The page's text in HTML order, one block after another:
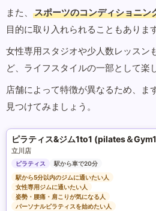
また、
スポーツのコンディショニン
目的に取り入れられることもあります
女性専用スタジオや少人数レッスン
ど、ライフスタイルの一部として楽
店舗によって特徴が異なるため、ま
見つけてみましょう。
ピラティス&ジム1to1 (pilates＆
立川店
ピラティス
駅から車で20分
駅から5分以内のジムに通いたい人
女性専用ジムに通いたい人
姿勢・腰痛・肩こりが気になる人
パーソナルピラティスを始めたい人